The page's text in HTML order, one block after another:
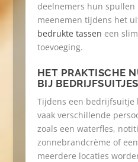
deelnemers hun spullen
meenemen tijdens het
bedrukte tassen een
toevoeging.
HET PRAKTISCHE
BIJ BEDRIJFSUITJES
Tijdens een bedrijfsuitje
vaak verschillende
zoals een waterfles,
zonnebrandcrème of
meerdere locaties